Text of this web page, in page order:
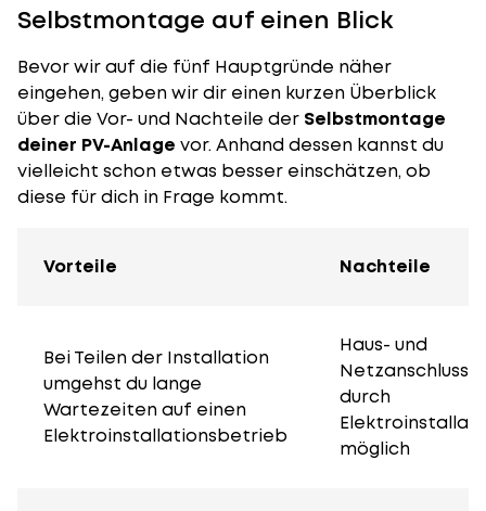
Selbstmontage auf einen Blick
Bevor wir auf die fünf Hauptgründe näher
eingehen, geben wir dir einen kurzen Überblick
über die Vor- und Nachteile der Selbstmontage
deiner PV-Anlage vor. Anhand dessen kannst du
vielleicht schon etwas besser einschätzen, ob
diese für dich in Frage kommt.
Vorteile Nachteile
Bei Teilen der Installation
umgehst du lange
Wartezeiten auf einen
Elektroinstallationsbetrieb
Haus- und
Netzanschluss
durch
möglich